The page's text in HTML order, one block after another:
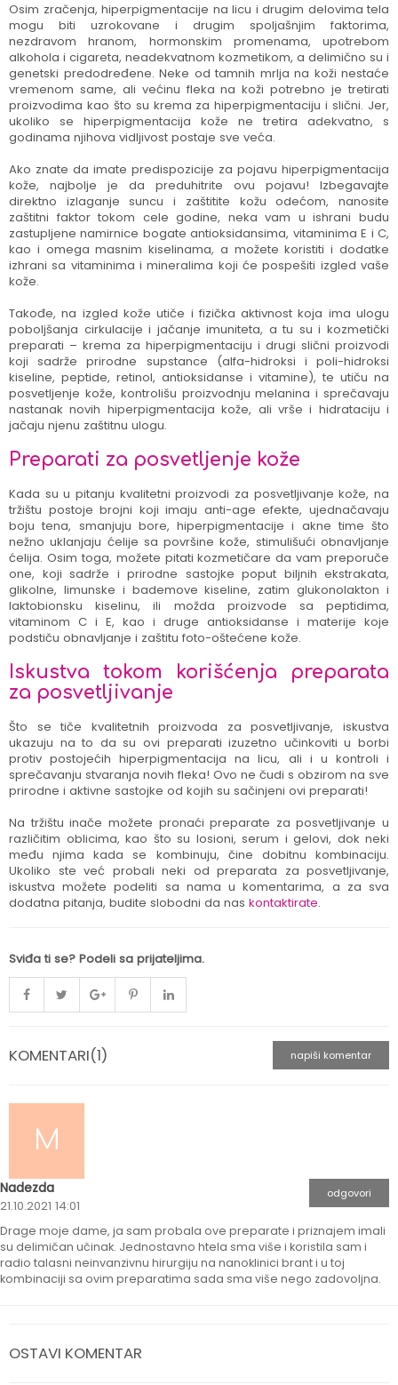
Osim zračenja, hiperpigmentacije na licu i drugim delovima tela
mogu biti uzrokovane i drugim spoljašnjim faktorima,
nezdravom hranom, hormonskim promenama, upotrebom
alkohola i cigareta, neadekvatnom kozmetikom, a delimično su i
genetski predodređene. Neke od tamnih mrlja na koži nestaće
vremenom same, ali većinu fleka na koži potrebno je tretirati
proizvodima kao što su krema za hiperpigmentaciju i slični. Jer,
ukoliko se hiperpigmentacija kože ne tretira adekvatno, s
godinama njihova vidljivost postaje sve veća.
Ako znate da imate predispozicije za pojavu hiperpigmentacija
kože, najbolje je da preduhitrite ovu pojavu! Izbegavajte
direktno izlaganje suncu i zaštitite kožu odećom, nanosite
zaštitni faktor tokom cele godine, neka vam u ishrani budu
zastupljene namirnice bogate antioksidansima, vitaminima E i C,
kao i omega masnim kiselinama, a možete koristiti i dodatke
izhrani sa vitaminima i mineralima koji će pospešiti izgled vaše
kože.
Takođe, na izgled kože utiče i fizička aktivnost koja ima ulogu
poboljšanja cirkulacije i jačanje imuniteta, a tu su i kozmetički
preparati – krema za hiperpigmentaciju i drugi slični proizvodi
koji sadrže prirodne supstance (alfa-hidroksi i poli-hidroksi
kiseline, peptide, retinol, antioksidanse i vitamine), te utiču na
posvetljenje kože, kontrolišu proizvodnju melanina i sprečavaju
nastanak novih hiperpigmentacija kože, ali vrše i hidrataciju i
jačaju njenu zaštitnu ulogu.
Preparati za posvetljenje kože
Kada su u pitanju kvalitetni proizvodi za posvetljivanje kože, na
tržištu postoje brojni koji imaju anti-age efekte, ujednačavaju
boju tena, smanjuju bore, hiperpigmentacije i akne time što
nežno uklanjaju ćelije sa površine kože, stimulišući obnavljanje
ćelija. Osim toga, možete pitati kozmetičare da vam preporuče
one, koji sadrže i prirodne sastojke poput biljnih ekstrakata,
glikolne, limunske i bademove kiseline, zatim glukonolakton i
laktobionsku kiselinu, ili možda proizvode sa peptidima,
vitaminom C i E, kao i druge antioksidanse i materije koje
podstiču obnavljanje i zaštitu foto-oštećene kože.
Iskustva tokom korišćenja preparata
za posvetljivanje
Što se tiče kvalitetnih proizvoda za posvetljivanje, iskustva
ukazuju na to da su ovi preparati izuzetno učinkoviti u borbi
protiv postojećih hiperpigmentacija na licu, ali i u kontroli i
sprečavanju stvaranja novih fleka! Ovo ne čudi s obzirom na sve
prirodne i aktivne sastojke od kojih su sačinjeni ovi preparati!
Na tržištu inače možete pronaći preparate za posvetljivanje u
različitim oblicima, kao što su losioni, serum i gelovi, dok neki
među njima kada se kombinuju, čine dobitnu kombinaciju.
Ukoliko ste već probali neki od preparata za posvetljivanje,
iskustva možete podeliti sa nama u komentarima, a za sva
dodatna pitanja, budite slobodni da nas kontaktirate.
Sviđa ti se? Podeli sa prijateljima.
KOMENTARI(1) napiši komentar
M
Nadezda
21.10.2021 14:01
odgovori
Drage moje dame, ja sam probala ove preparate i priznajem imali
su delimičan učinak. Jednostavno htela sma više i koristila sam i
radio talasni neinvanzivnu hirurgiju na nanoklinici brant i u toj
kombinaciji sa ovim preparatima sada sma više nego zadovoljna.
OSTAVI KOMENTAR